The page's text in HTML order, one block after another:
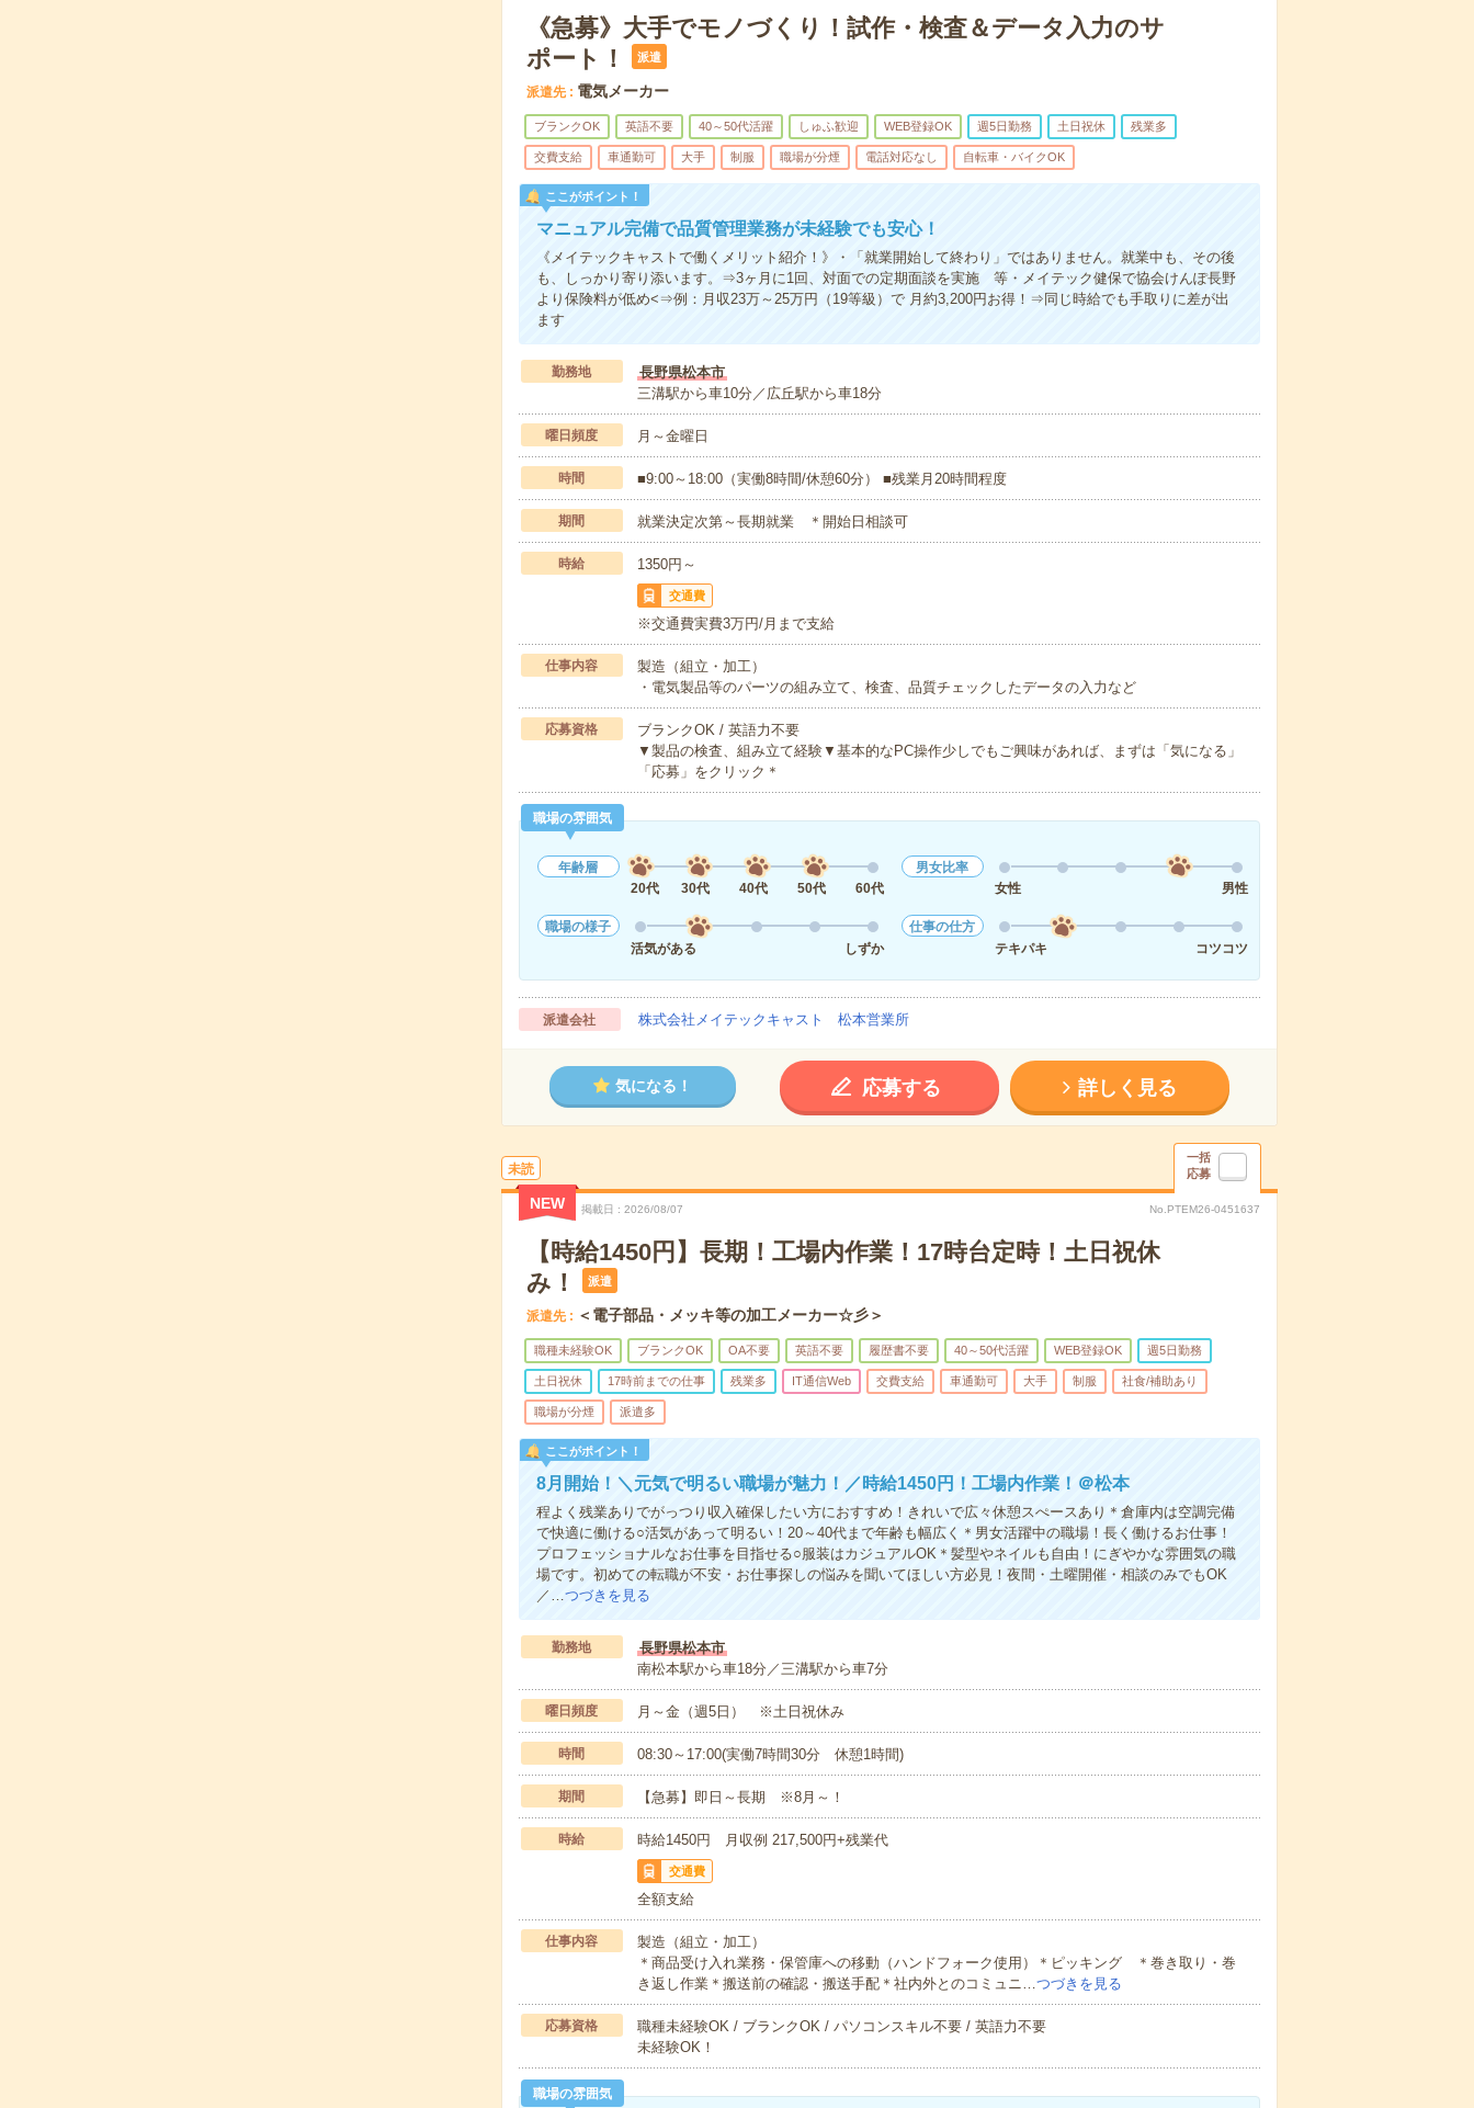
《急募》大手でモノづくり！試作・検査＆データ入力のサ
ポート！
派遣
派遣先 電気メーカー
ブランクOK 英語不要 40～50代活躍 しゅふ歓迎 WEB登録OK 週5日勤務 土日祝休 残業多
交費支給 車通勤可 大手 制服 職場が分煙 電話対応なし 自転車・バイクOK
ここがポイント！
マニュアル完備で品質管理業務が未経験でも安心！
《メイテックキャストで働くメリット紹介！》・「就業開始して終わり」ではありません。就業中も、その後
も、しっかり寄り添います。⇒3ヶ月に1回、対面での定期面談を実施 等・メイテック健保で協会けんぽ長野
より保険料が低め<⇒例：月収23万～25万円（19等級）で 月約3,200円お得！⇒同じ時給でも手取りに差が出
ます
勤務地
長野県松本市
三溝駅から車10分／広丘駅から車18分
曜日頻度 月～金曜日
時間 ■9:00～18:00（実働8時間/休憩60分） ■残業月20時間程度
期間 就業決定次第～長期就業 ＊開始日相談可
時給 1350円～
交通費
※交通費実費3万円/月まで支給
仕事内容
製造（組立・加工）
・電気製品等のパーツの組み立て、検査、品質チェックしたデータの入力など
応募資格
ブランクOK / 英語力不要
▼製品の検査、組み立て経験▼基本的なPC操作少しでもご興味があれば、まずは「気になる」
「応募」をクリック＊
職場の雰囲気
年齢層
20代
30代 40代 50代 60代
男女比率
女性
男性
職場の様子
活気がある
しずか
仕事の仕方
テキパキ
コツコツ
派遣会社 株式会社メイテックキャスト 松本営業所
気になる！ 応募する 詳しく見る
未読
一括
応募
NEW 掲載日 2026/08/07 No.PTEM26-0451637
【時給1450円】長期！工場内作業！17時台定時！土日祝休
み！
派遣
派遣先 ＜電子部品・メッキ等の加工メーカー☆彡＞
職種未経験OK ブランクOK OA不要 英語不要 履歴書不要 40～50代活躍 WEB登録OK 週5日勤務
土日祝休 17時前までの仕事 残業多 IT通信Web 交費支給 車通勤可 大手 制服 社食/補助あり
職場が分煙 派遣多
ここがポイント！
8月開始！＼元気で明るい職場が魅力！／時給1450円！工場内作業！＠松本
程よく残業ありでがっつり収入確保したい方におすすめ！きれいで広々休憩スぺースあり＊倉庫内は空調完備
で快適に働ける○活気があって明るい！20～40代まで年齢も幅広く＊男女活躍中の職場！長く働けるお仕事！
プロフェッショナルなお仕事を目指せる○服装はカジュアルOK＊髪型やネイルも自由！にぎやかな雰囲気の職
場です。初めての転職が不安・お仕事探しの悩みを聞いてほしい方必見！夜間・土曜開催・相談のみでもOK
／… つづきを見る
勤務地
長野県松本市
南松本駅から車18分／三溝駅から車7分
曜日頻度 月～金（週5日） ※土日祝休み
時間 08:30～17:00(実働7時間30分 休憩1時間)
期間 【急募】即日～長期 ※8月～！
時給 時給1450円 月収例 217,500円+残業代
交通費
全額支給
仕事内容
製造（組立・加工）
＊商品受け入れ業務・保管庫への移動（ハンドフォーク使用）＊ピッキング ＊巻き取り・巻
き返し作業＊搬送前の確認・搬送手配＊社内外とのコミュニ… つづきを見る
応募資格
職種未経験OK / ブランクOK / パソコンスキル不要 / 英語力不要
未経験OK！
職場の雰囲気